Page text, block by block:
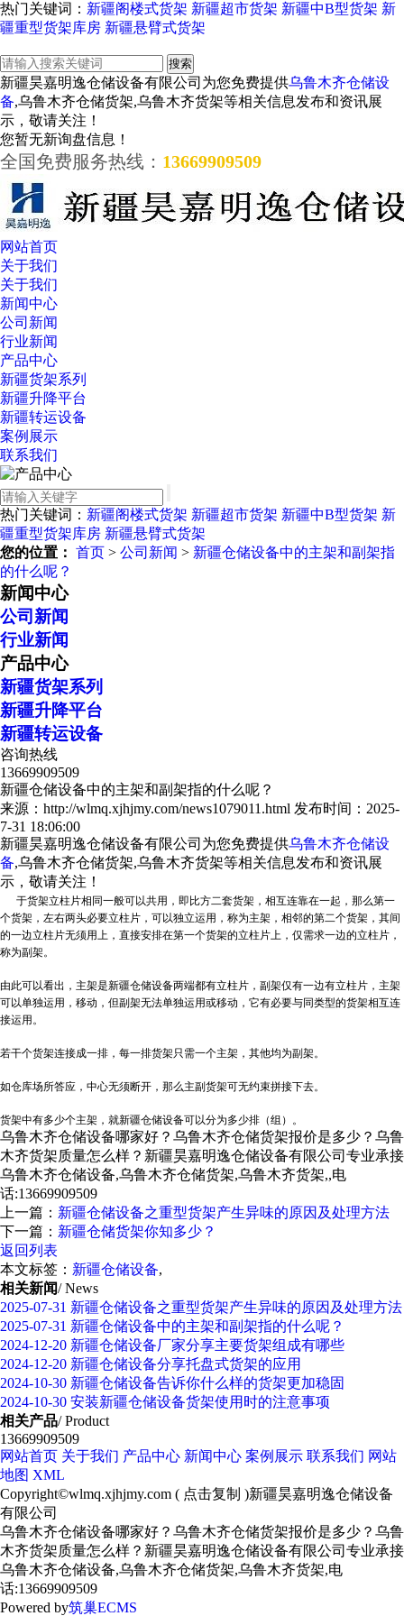
热门关键词： 新疆阁楼式货架 新疆超市货架 新疆中B型货架 新
疆重型货架库房 新疆悬臂式货架
新疆昊嘉明逸仓储设备有限公司为您免费提供乌鲁木齐仓储设
备,乌鲁木齐仓储货架,乌鲁木齐货架等相关信息发布和资讯展
示，敬请关注！
您暂无新询盘信息！
全国免费服务热线： 13669909509
网站首页
关于我们
关于我们
新闻中心
公司新闻
行业新闻
产品中心
新疆货架系列
新疆升降平台
新疆转运设备
案例展示
联系我们
热门关键词： 新疆阁楼式货架 新疆超市货架 新疆中B型货架 新
疆重型货架库房 新疆悬臂式货架
您的位置： 首页 > 公司新闻 > 新疆仓储设备中的主架和副架指
的什么呢？
新闻中心
公司新闻
行业新闻
产品中心
新疆货架系列
新疆升降平台
新疆转运设备
咨询热线
13669909509
新疆仓储设备中的主架和副架指的什么呢？
来源：http://wlmq.xjhjmy.com/news1079011.html 发布时间：2025-
7-31 18:06:00
新疆昊嘉明逸仓储设备有限公司为您免费提供乌鲁木齐仓储设
备,乌鲁木齐仓储货架,乌鲁木齐货架等相关信息发布和资讯展
示，敬请关注！
于货架立柱片相同一般可以共用，即比方二套货架，相互连靠在一起，那么第一
个货架，左右两头必要立柱片，可以独立运用，称为主架，相邻的第二个货架，其间
的一边立柱片无须用上，直接安排在第一个货架的立柱片上，仅需求一边的立柱片，
称为副架。
由此可以看出，主架是新疆仓储设备两端都有立柱片，副架仅有一边有立柱片，主架
可以单独运用，移动，但副架无法单独运用或移动，它有必要与同类型的货架相互连
接运用。
若干个货架连接成一排，每一排货架只需一个主架，其他均为副架。
如仓库场所答应，中心无须断开，那么主副货架可无约束拼接下去。
货架中有多少个主架，就新疆仓储设备可以分为多少排（组）。
乌鲁木齐仓储设备哪家好？乌鲁木齐仓储货架报价是多少？乌鲁
木齐货架质量怎么样？新疆昊嘉明逸仓储设备有限公司专业承接
乌鲁木齐仓储设备,乌鲁木齐仓储货架,乌鲁木齐货架,,电
话:13669909509
上一篇： 新疆仓储设备之重型货架产生异味的原因及处理方法
下一篇： 新疆仓储货架你知多少？
返回列表
本文标签： 新疆仓储设备,
相关新闻/ News
2025-07-31 新疆仓储设备之重型货架产生异味的原因及处理方法
2025-07-31 新疆仓储设备中的主架和副架指的什么呢？
2024-12-20 新疆仓储设备厂家分享主要货架组成有哪些
2024-12-20 新疆仓储设备分享托盘式货架的应用
2024-10-30 新疆仓储设备告诉你什么样的货架更加稳固
2024-10-30 安装新疆仓储设备货架使用时的注意事项
相关产品/ Product
13669909509
网站首页 关于我们 产品中心 新闻中心 案例展示 联系我们 网站
地图 XML
Copyright©wlmq.xjhjmy.com ( 点击复制 )新疆昊嘉明逸仓储设备
有限公司
乌鲁木齐仓储设备哪家好？乌鲁木齐仓储货架报价是多少？乌鲁
木齐货架质量怎么样？新疆昊嘉明逸仓储设备有限公司专业承接
乌鲁木齐仓储设备,乌鲁木齐仓储货架,乌鲁木齐货架,电
话:13669909509
Powered by筑巢ECMS